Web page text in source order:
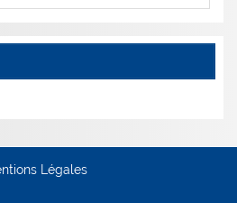
Légales